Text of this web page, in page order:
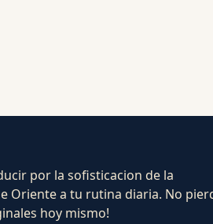
por la sofisticacion de la
Oriente a tu rutina diaria. No
hoy mismo!